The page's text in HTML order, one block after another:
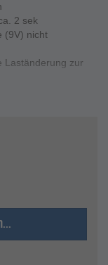
2 sek
(9V) nicht
Laständerung zur